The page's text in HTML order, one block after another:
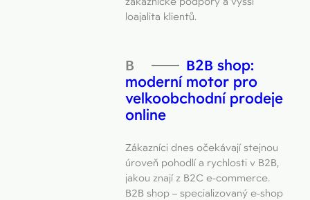
loajalita klientů.
B2B shop:
moderní motor pro
velkoobchodní prodeje
online
Zákazníci dnes očekávají stejnou
úroveň pohodlí a rychlosti v B2B,
jakou znají z B2C e-commerce.
B2B shop – specializovaný e-shop